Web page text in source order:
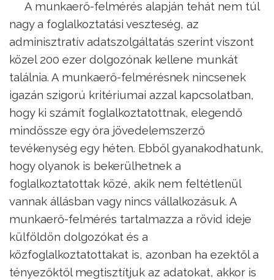
A munkaerő-felmérés alapján tehát nem túl
nagy a foglalkoztatási veszteség, az
adminisztratív adatszolgáltatás szerint viszont
közel 200 ezer dolgozónak kellene munkát
találnia. A munkaerő-felmérésnek nincsenek
igazán szigorú kritériumai azzal kapcsolatban,
hogy ki számít foglalkoztatottnak, elegendő
mindössze egy óra jövedelemszerző
tevékenység egy héten. Ebből gyanakodhatunk,
hogy olyanok is bekerülhetnek a
foglalkoztatottak közé, akik nem feltétlenül
vannak állásban vagy nincs vállalkozásuk. A
munkaerő-felmérés tartalmazza a rövid ideje
külföldön dolgozókat és a
közfoglalkoztatottakat is, azonban ha ezektől a
tényezőktől megtisztítjuk az adatokat, akkor is